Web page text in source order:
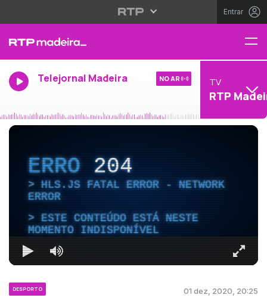
Entrar
Telejornal Madeira NO AR TV
RTP
ERRO204
HLS.JS FATAL ERROR - NETWORK
ERROR
ESTE CONTEÚDO ESTÁ NESTE
MOMENTO INDISPONÍVEL
DESPORTO 01 dez, 2020, 20:25